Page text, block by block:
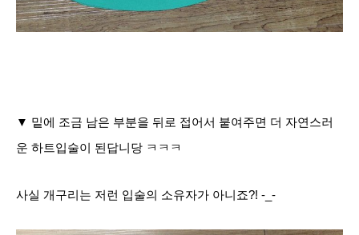
▼ 밑에 조금 남은 부분을 뒤로 접어서 붙여주면 더 자연스러
운 하트입술이 된답니당 ㅋㅋㅋ
사실 개구리는 저런 입술의 소유자가 아니죠?! -_-